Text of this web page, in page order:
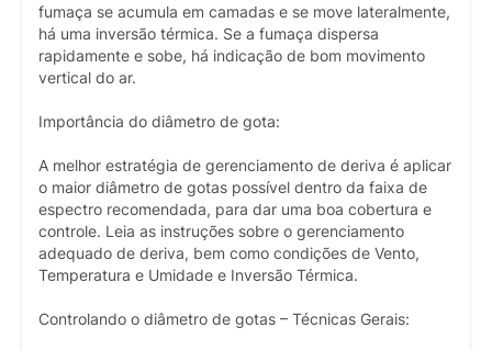
fumaça se acumula em camadas e se move lateralmente,
há uma inversão térmica. Se a fumaça dispersa
rapidamente e sobe, há indicação de bom movimento
vertical do ar.
Importância do diâmetro de gota:
A melhor estratégia de gerenciamento de deriva é aplicar
o maior diâmetro de gotas possível dentro da faixa de
espectro recomendada, para dar uma boa cobertura e
controle. Leia as instruções sobre o gerenciamento
adequado de deriva, bem como condições de Vento,
Temperatura e Umidade e Inversão Térmica.
Controlando o diâmetro de gotas – Técnicas Gerais: